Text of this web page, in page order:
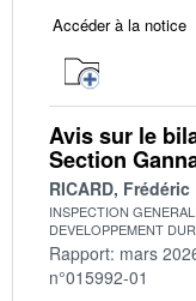
Accéder à la notice
Avis sur le
Section
RICARD, Frédéric
INSPECTION
DEVELOPPEMENT
Rapport: mars
n°015992-01